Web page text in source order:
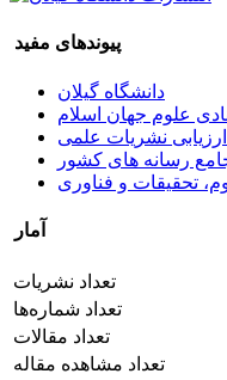
پیوندهای مفید
دانشگاه گیلان
علوم جهان اسلام
نشریات علمی
رسانه های کشور
تحقیقات و فناوری
آمار
تعداد نشریات
تعداد شماره‌ها
تعداد مقالات
تعداد مشاهده مقاله